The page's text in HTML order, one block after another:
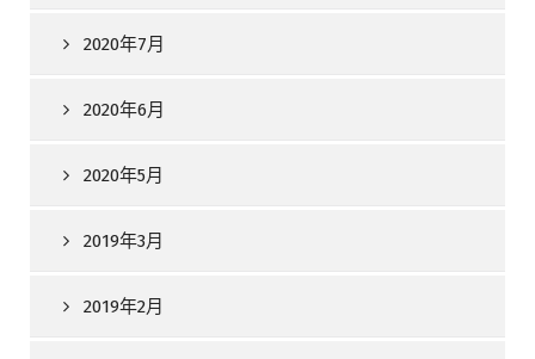
2020年7月
2020年6月
2020年5月
2019年3月
2019年2月